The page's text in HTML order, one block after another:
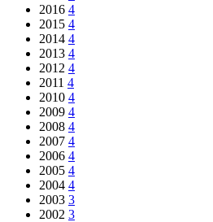
2016 4
2015 4
2014 4
2013 4
2012 4
2011 4
2010 4
2009 4
2008 4
2007 4
2006 4
2005 4
2004 4
2003 3
2002 3